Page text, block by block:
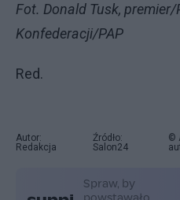
Fot. Donald Tusk, premier/
Konfederacji/PAP
Red.
Autor:
Redakcja
Źródło:
Salon24
©